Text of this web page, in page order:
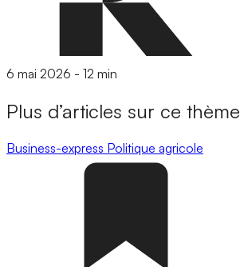
6 mai 2026 - 12 min
Plus d’articles sur ce thème
Business-express Politique agricole